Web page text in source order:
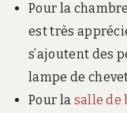
Pour la
est très
s’ajoutent des
lampe de
Pour la salle de